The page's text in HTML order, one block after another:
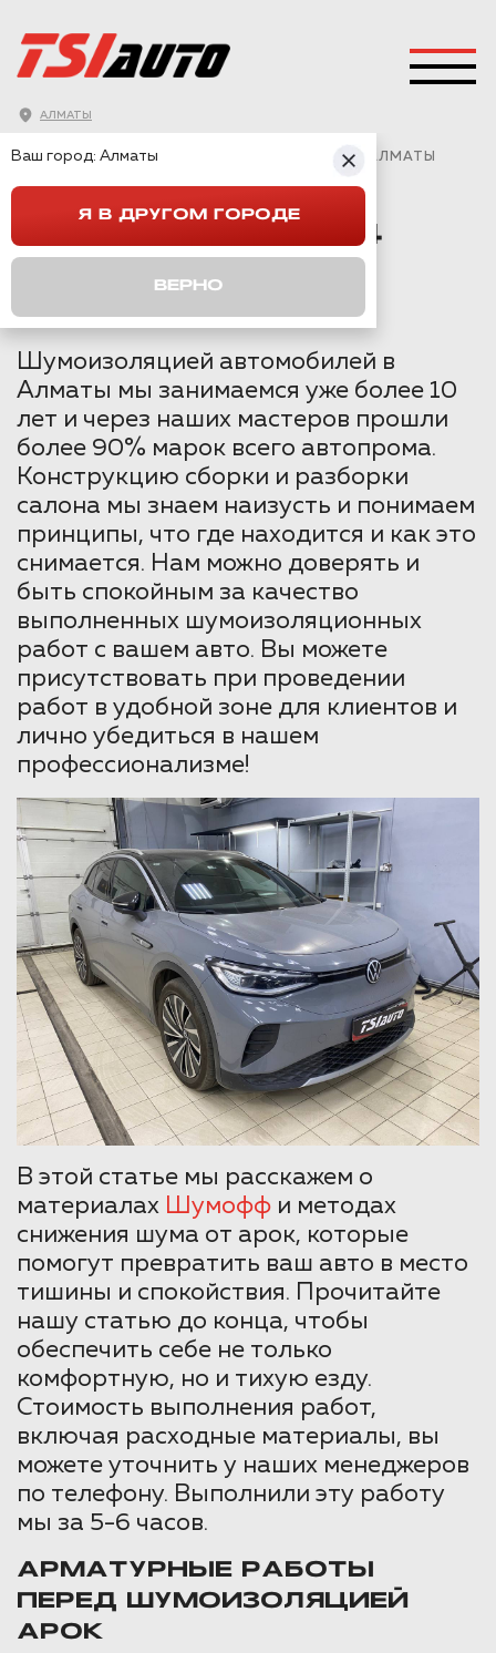
АЛМАТЫ
VOLKSWAGEN ID.4 ШУМОИЗОЛЯЦИЯ АРОК В АЛМАТЫ
VOLKSWAGEN ID.4
Шумоизоляцией автомобилей в
Алматы мы занимаемся уже более 10
лет и через наших мастеров прошли
более 90% марок всего автопрома.
Конструкцию сборки и разборки
салона мы знаем наизусть и понимаем
принципы, что где находится и как это
снимается. Нам можно доверять и
быть спокойным за качество
выполненных шумоизоляционных
работ с вашем авто. Вы можете
присутствовать при проведении
работ в удобной зоне для клиентов и
лично убедиться в нашем
профессионализме!
В этой статье мы расскажем о
материалах Шумофф и методах
снижения шума от арок, которые
помогут превратить ваш авто в место
тишины и спокойствия. Прочитайте
нашу статью до конца, чтобы
обеспечить себе не только
комфортную, но и тихую езду.
Стоимость выполнения работ,
включая расходные материалы, вы
можете уточнить у наших менеджеров
по телефону. Выполнили эту работу
мы за 5-6 часов.
АРМАТУРНЫЕ РАБОТЫ
ПЕРЕД ШУМОИЗОЛЯЦИЕЙ
АРОК
Ваш город: Алматы
Я В ДРУГОМ ГОРОДЕ
ВЕРНО